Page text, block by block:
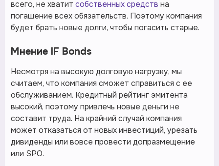
всего, не хватит собственных средств на
погашение всех обязательств. Поэтому компания
будет брать новые долги, чтобы погасить старые.
Мнение IF Bonds
Несмотря на высокую долговую нагрузку, мы
считаем, что компания сможет справиться с ее
обслуживанием. Кредитный рейтинг эмитента
высокий, поэтому привлечь новые деньги не
составит труда. На крайний случай компания
может отказаться от новых инвестиций, урезать
дивиденды или вовсе провести допразмещение
или SPO.